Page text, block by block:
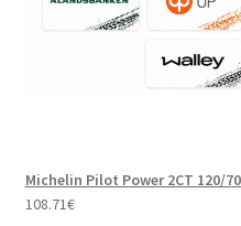
Michelin Pilot Power 2CT 120/
108.71€